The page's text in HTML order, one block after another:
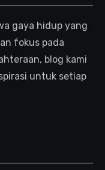
gaya hidup yang
fokus pada
blog kami
untuk setiap